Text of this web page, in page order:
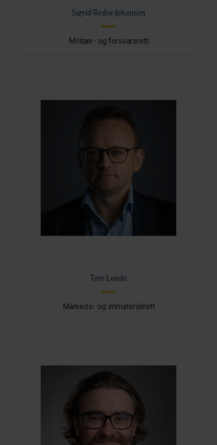
Sigrid Redse Johansen
Militær- og forsvarsrett
Tore Lunde
Markeds- og immaterialrett